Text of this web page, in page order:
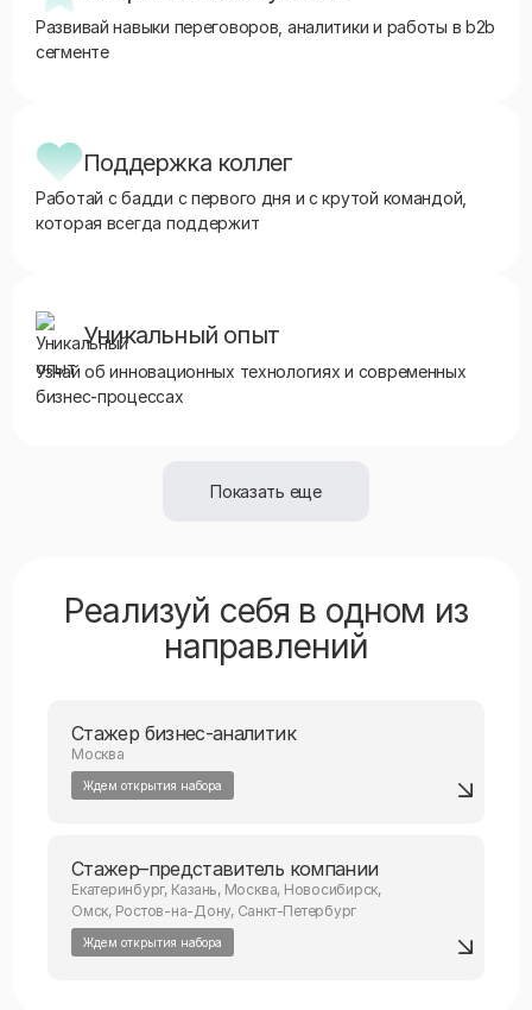
Развивай навыки переговоров, аналитики и работы в b2b
сегменте
Поддержка коллег
Работай с бадди с первого дня и с крутой командой,
которая всегда поддержит
Уникальный опыт
Узнай об инновационных технологиях и современных
бизнес-процессах
Показать еще
Реализуй себя в одном из
направлений
Стажер бизнес-аналитик
Москва
Ждем открытия набора
Стажер–представитель компании
Екатеринбург, Казань, Москва, Новосибирск,
Омск, Ростов-на-Дону, Санкт-Петербург
Ждем открытия набора